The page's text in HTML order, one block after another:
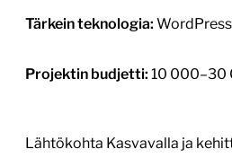
Tärkein teknologia: WordPress
Projektin budjetti: 10 000–30
Lähtökohta Kasvavalla ja